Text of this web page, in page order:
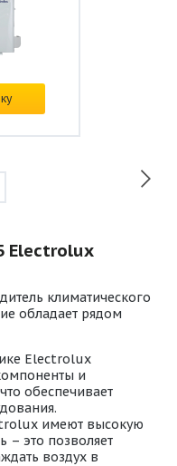
Electrolux
климатического
обладает рядом
Electrolux
и
обеспечивает
имеют высокую
– это позволяет
воздух в